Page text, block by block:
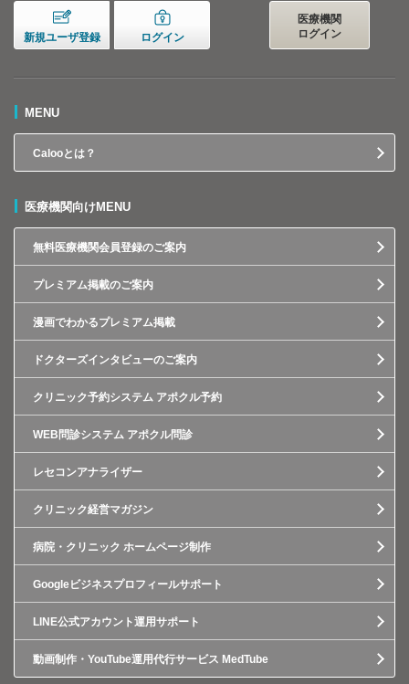
新規ユーザ登録 ログイン
医療機関
ログイン
MENU
Calooとは？
医療機関向けMENU
無料医療機関会員登録のご案内
プレミアム掲載のご案内
漫画でわかるプレミアム掲載
ドクターズインタビューのご案内
クリニック予約システム アポクル予約
WEB問診システム アポクル問診
レセコンアナライザー
クリニック経営マガジン
病院・クリニック ホームページ制作
Googleビジネスプロフィールサポート
LINE公式アカウント運用サポート
動画制作・YouTube運用代行サービス MedTube